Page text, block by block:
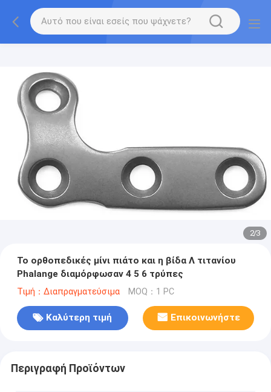
2/3
Το ορθοπεδικές μίνι πιάτο και η βίδα Λ τιτανίου
Phalange διαμόρφωσαν 4 5 6 τρύπες
Τιμή：Διαπραγματεύσιμα MOQ：1 PC
Καλύτερη τιμή Επικοινωνήστε
Περιγραφή Προϊόντων